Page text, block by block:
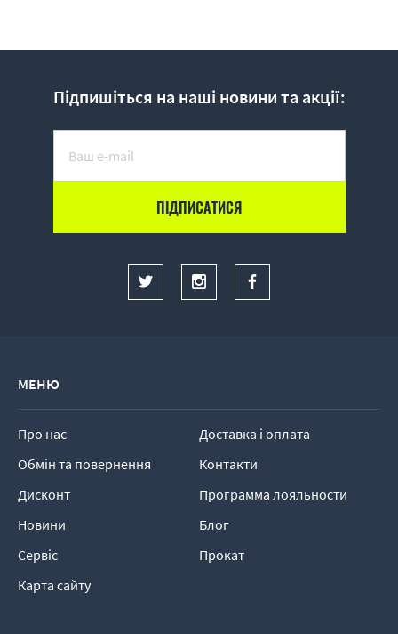
Підпишіться на наші новини та акції:
МЕНЮ
Про нас
Доставка і оплата
Обмін та повернення
Контакти
Дисконт
Программа лояльности
Новини
Блог
Сервіс
Прокат
Карта сайту